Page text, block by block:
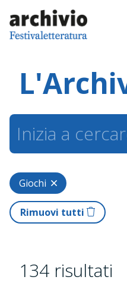
Giochi
Rimuovi tutti
134 risultati